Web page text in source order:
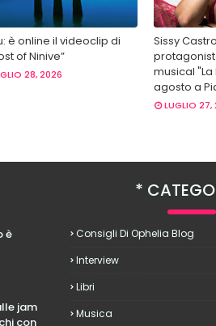
è online il videoclip di
of Ninive”
28, 2026
Sissy
musical "La
agosto a
LUGLIO 27,
è
jam
con
Consigli Di Ophelia Blog
Interview
Libri
Musica